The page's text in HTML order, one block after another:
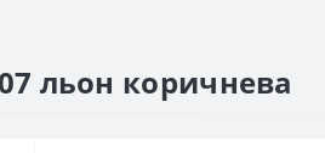
льон коричнева